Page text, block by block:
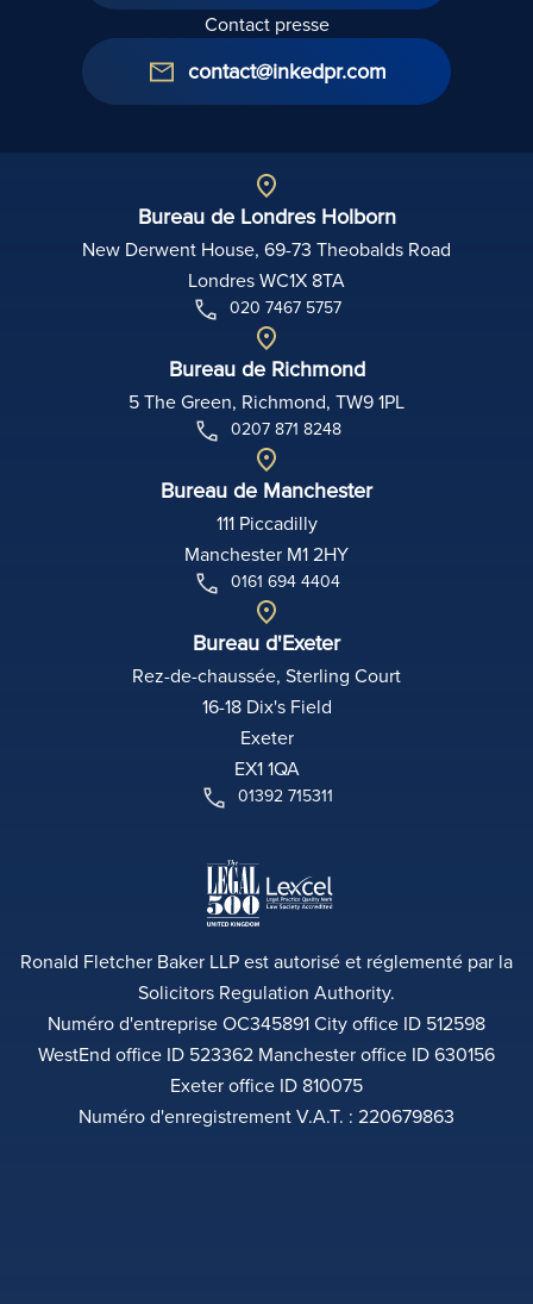
Contact presse
contact@inkedpr.com
Bureau de Londres Holborn
New Derwent House, 69-73 Theobalds Road
Londres WC1X 8TA
020 7467 5757
Bureau de Richmond
5 The Green, Richmond, TW9 1PL
0207 871 8248
Bureau de Manchester
111 Piccadilly
Manchester M1 2HY
0161 694 4404
Bureau d'Exeter
Rez-de-chaussée, Sterling Court
16-18 Dix's Field
Exeter
EX1 1QA
01392 715311
Ronald Fletcher Baker LLP est autorisé et réglementé par la
Solicitors Regulation Authority.
Numéro d'entreprise OC345891 City office ID 512598
WestEnd office ID 523362 Manchester office ID 630156
Exeter office ID 810075
Numéro d'enregistrement V.A.T. : 220679863